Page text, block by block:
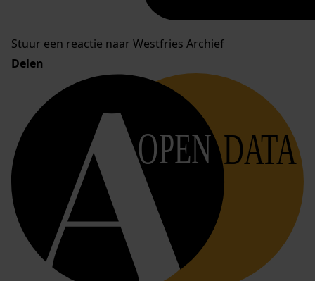
Stuur een reactie naar Westfries Archief
Delen
OPEN DATA